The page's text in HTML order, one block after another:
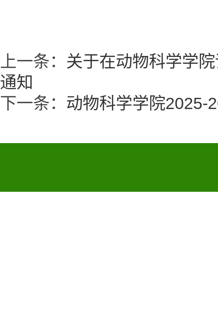
上一条： 关于在动物科学学
通知
下一条： 动物科学学院2025-